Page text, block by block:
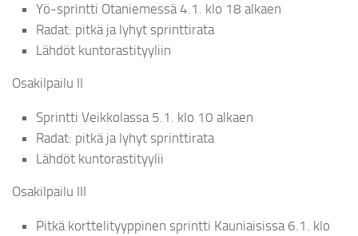
Yö-sprintti Otaniemessä 4.1. klo 18 alkaen
Radat: pitkä ja lyhyt sprinttirata
Lähdöt kuntorastityyliin
Osakilpailu II
Sprintti Veikkolassa 5.1. klo 10 alkaen
Radat: pitkä ja lyhyt sprinttirata
Lähdöt kuntorastityylii
Osakilpailu III
Pitkä korttelityyppinen sprintti Kauniaisissa 6.1. klo